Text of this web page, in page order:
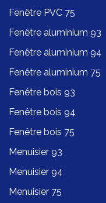
Fenêtre PVC 75
Fenêtre aluminium 93
Fenêtre aluminium 94
Fenêtre aluminium 75
Fenêtre bois 93
Fenêtre bois 94
Fenêtre bois 75
Menuisier 93
Menuisier 94
Menuisier 75